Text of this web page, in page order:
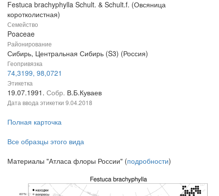
Festuca brachyphylla Schult. & Schult.f. (Овсяница
коротколистная)
Семейство
Poaceae
Районирование
Сибирь, Центральная Сибирь (S3) (Россия)
Геопривязка
74,3199, 98,0721
Этикетка
19.07.1991. Собр. В.Б.Куваев
Дата ввода этикетки 9.04.2018
Полная карточка
Все образцы этого вида
Материалы "Атласа флоры России" (подробности)